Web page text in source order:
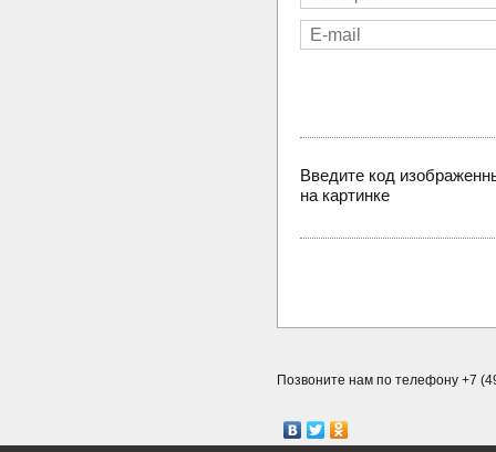
Введите код
на картинке
Позвоните нам по телефону +7